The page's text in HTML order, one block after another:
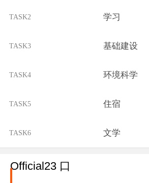
TASK2 学习
TASK3 基础建设
TASK4 环境科学
TASK5 住宿
TASK6 文学
Official23 口